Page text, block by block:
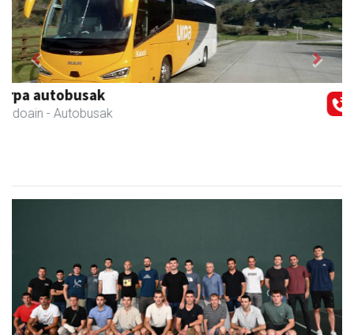
IZT Informatika Zerbitzu Integrala
Andoain - IKT
Previous Next